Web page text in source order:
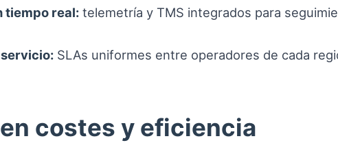
tiempo real: telemetría y TMS integrados para
SLAs uniformes entre operadores de cada
costes y eficiencia